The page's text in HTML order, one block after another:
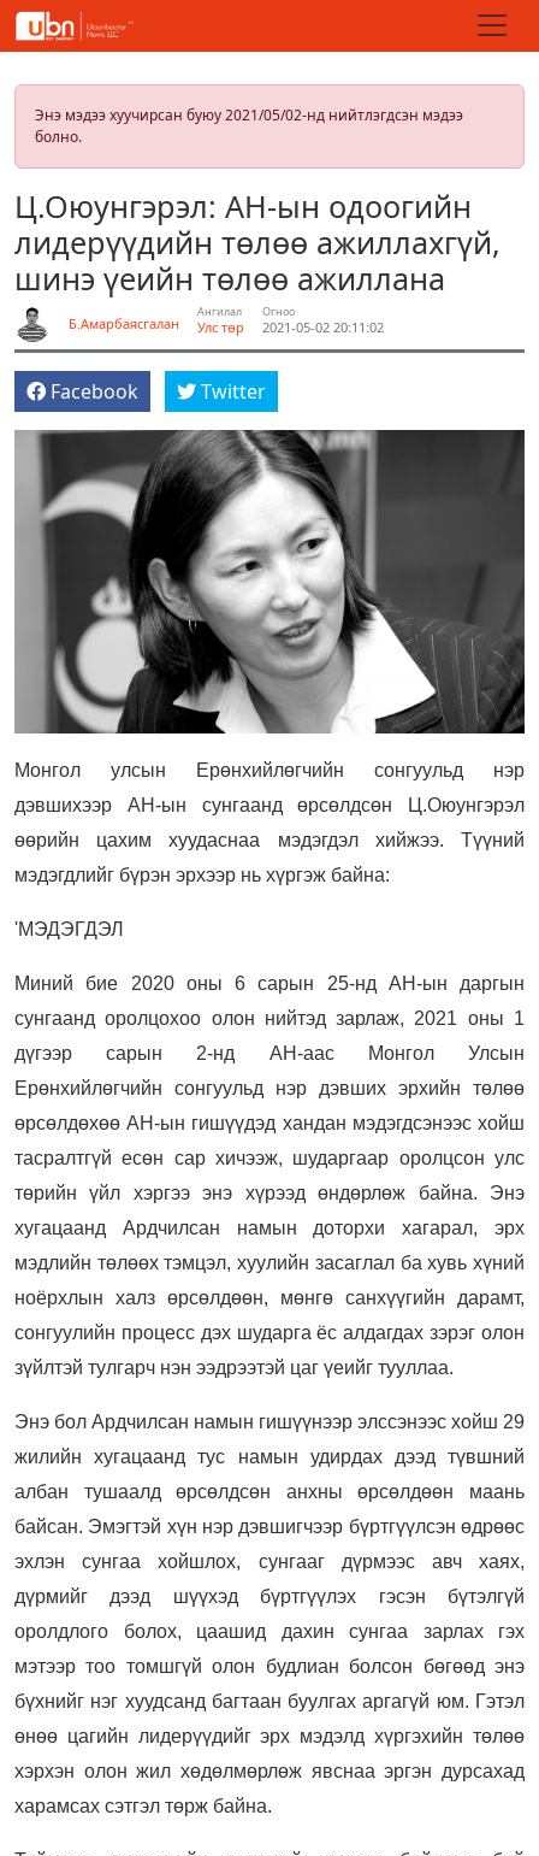
Энэ мэдээ хуучирсан буюу 2021/05/02-нд нийтлэгдсэн мэдээ
болно.
Ц.Оюунгэрэл: АН-ын одоогийн
лидерүүдийн төлөө ажиллахгүй,
шинэ үеийн төлөө ажиллана
Б.Амарбаясгалан
Ангилал
Улс төр
Огноо
2021-05-02 20:11:02
Facebook Twitter
Монгол улсын Ерөнхийлөгчийн сонгуульд нэр
дэвшихээр АН-ын сунгаанд өрсөлдсөн Ц.Оюунгэрэл
өөрийн цахим хуудаснаа мэдэгдэл хийжээ. Түүний
мэдэгдлийг бүрэн эрхээр нь хүргэж байна:
'МЭДЭГДЭЛ
Миний бие 2020 оны 6 сарын 25-нд АН-ын даргын
сунгаанд оролцохоо олон нийтэд зарлаж, 2021 оны 1
дүгээр сарын 2-нд АН-аас Монгол Улсын
Ерөнхийлөгчийн сонгуульд нэр дэвших эрхийн төлөө
өрсөлдөхөө АН-ын гишүүдэд хандан мэдэгдсэнээс хойш
тасралтгүй есөн сар хичээж, шударгаар оролцсон улс
төрийн үйл хэргээ энэ хүрээд өндөрлөж байна. Энэ
хугацаанд Ардчилсан намын доторхи хагарал, эрх
мэдлийн төлөөх тэмцэл, хуулийн засаглал ба хувь хүний
ноёрхлын халз өрсөлдөөн, мөнгө санхүүгийн дарамт,
сонгуулийн процесс дэх шударга ёс алдагдах зэрэг олон
зүйлтэй тулгарч нэн ээдрээтэй цаг үеийг тууллаа.
Энэ бол Ардчилсан намын гишүүнээр элссэнээс хойш 29
жилийн хугацаанд тус намын удирдах дээд түвшний
албан тушаалд өрсөлдсөн анхны өрсөлдөөн маань
байсан. Эмэгтэй хүн нэр дэвшигчээр бүртгүүлсэн өдрөөс
эхлэн сунгаа хойшлох, сунгааг дүрмээс авч хаях,
дүрмийг дээд шүүхэд бүртгүүлэх гэсэн бүтэлгүй
оролдлого болох, цаашид дахин сунгаа зарлах гэх
мэтээр тоо томшгүй олон будлиан болсон бөгөөд энэ
бүхнийг нэг хуудсанд багтаан буулгах аргагүй юм. Гэтэл
өнөө цагийн лидерүүдийг эрх мэдэлд хүргэхийн төлөө
хэрхэн олон жил хөдөлмөрлөж явснаа эргэн дурсахад
харамсах сэтгэл төрж байна.